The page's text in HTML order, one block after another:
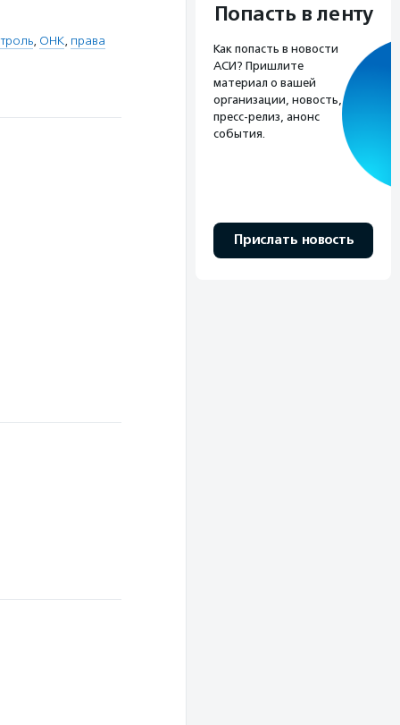
, ОНК, права
Попасть в ленту
Как попасть в новости
АСИ? Пришлите
материал о вашей
организации, новость,
пресс-релиз, анонс
события.
Прислать новость